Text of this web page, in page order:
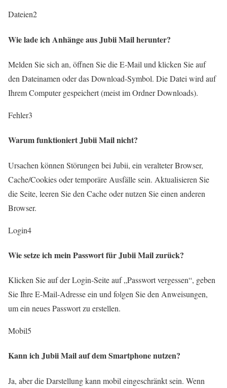
Dateien2
Wie lade ich Anhänge aus Jubii Mail herunter?
Melden Sie sich an, öffnen Sie die E‑Mail und klicken Sie auf
den Dateinamen oder das Download‑Symbol. Die Datei wird auf
Ihrem Computer gespeichert (meist im Ordner Downloads).
Fehler3
Warum funktioniert Jubii Mail nicht?
Ursachen können Störungen bei Jubii, ein veralteter Browser,
Cache/Cookies oder temporäre Ausfälle sein. Aktualisieren Sie
die Seite, leeren Sie den Cache oder nutzen Sie einen anderen
Browser.
Login4
Wie setze ich mein Passwort für Jubii Mail zurück?
Klicken Sie auf der Login‑Seite auf „Passwort vergessen“, geben
Sie Ihre E‑Mail‑Adresse ein und folgen Sie den Anweisungen,
um ein neues Passwort zu erstellen.
Mobil5
Kann ich Jubii Mail auf dem Smartphone nutzen?
Ja, aber die Darstellung kann mobil eingeschränkt sein. Wenn